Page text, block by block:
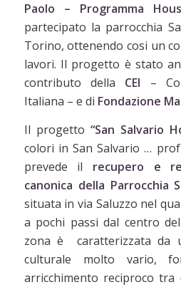
Paolo – Programma
partecipato la parrocchia
Torino, ottenendo cosi un
lavori. Il progetto è stato
contributo della CEI –
Italiana – e di Fondazione
Il progetto“San Salvario
colori in San Salvario …
prevede il recupero e
canonica della Parrocchia
situata in via Saluzzo nel
a pochi passi dal centro
zona è caratterizzata da
culturale molto vario,
arricchimento reciproco tra